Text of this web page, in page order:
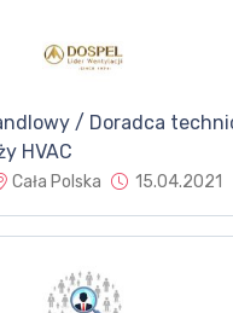
/ Doradca
HVAC
Cała Polska 15.04.2021